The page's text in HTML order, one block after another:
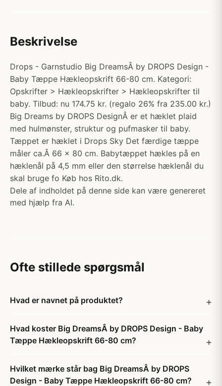
Beskrivelse
Drops - Garnstudio Big DreamsÂ by DROPS Design -
Baby Tæppe Hækleopskrift 66-80 cm. Kategori:
Opskrifter > Hækleopskrifter > Hækleopskrifter til
baby. Tilbud: nu 174.75 kr. (regalo 26% fra 235.00 kr.)
Big Dreams by DROPS DesignÂ er et hæklet plaid
med hulmønster, struktur og pufmasker til baby.
Tæppet er hæklet i Drops Sky Det færdige tæppe
måler ca.Â 66 x 80 cm. Babytæppet hækles på en
hæklenål på 4,5 mm eller den størrelse hæklenål du
skal bruge fo Køb hos Rito.dk.
Dele af indholdet på denne side kan være genereret
med hjælp fra AI.
Ofte stillede spørgsmål
Hvad er navnet på produktet?
Hvad koster Big DreamsÂ by DROPS Design - Baby
Tæppe Hækleopskrift 66-80 cm?
Hvilket mærke står bag Big DreamsÂ by DROPS
Design - Baby Tæppe Hækleopskrift 66-80 cm?